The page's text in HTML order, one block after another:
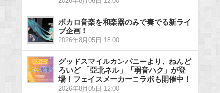
ボカロ音楽を和楽器のみで奏でる新ライ
ブ企画！
2026年8月05日 18:00
グッドスマイルカンパニーより、ねんど
ろいど 「亞北ネル」「弱音ハク」が登
場！フェイスメーカーコラボも開催中！
2026年8月05日 12:00